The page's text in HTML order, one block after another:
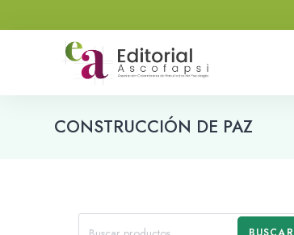
CONSTRUCCIÓN DE PAZ